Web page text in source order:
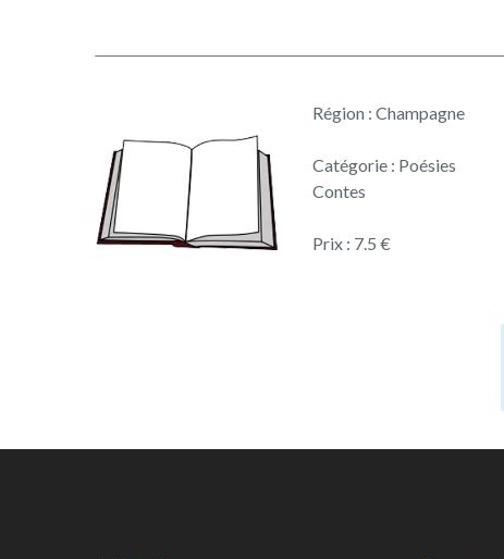
Région : Champagne
Catégorie : Poésies
Contes
Prix : 7.5 €